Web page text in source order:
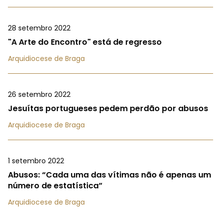
28 setembro 2022
"A Arte do Encontro" está de regresso
Arquidiocese de Braga
26 setembro 2022
Jesuítas portugueses pedem perdão por abusos
Arquidiocese de Braga
1 setembro 2022
Abusos: “Cada uma das vítimas não é apenas um
número de estatística”
Arquidiocese de Braga